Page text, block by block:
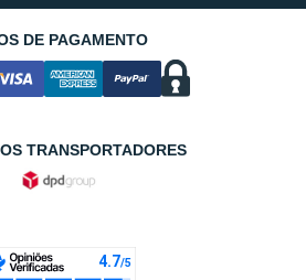
DE PAGAMENTO
TRANSPORTADORES